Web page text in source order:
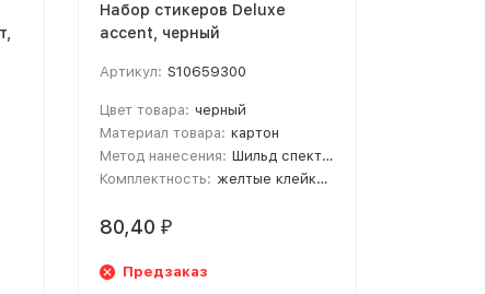
Набор стикеров Deluxe
accent, черный
Артикул: S10659300
Цвет товара: черный
Материал товара: картон
Метод нанесения: Шильд спектрум; Тампопечать
Комплектность: желтые клейкие листы (7,5х7,5 см), разноцветные клейкие листы (5х1,5)
80,40 ₽
Предзаказ